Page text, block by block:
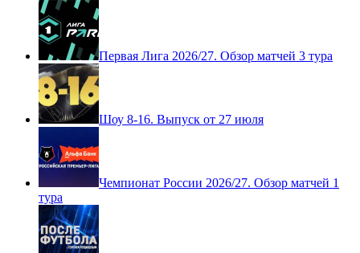
Первая Лига 2026/27. Обзор матчей 3 тура
Шоу 8-16. Выпуск от 27 июля
Чемпионат России 2026/27. Обзор матчей 1
тура